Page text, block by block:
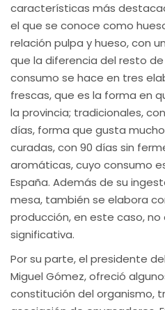
características más
el que se conoce como
relación pulpa y hueso, con
que la diferencia del resto de
consumo se hace en tres
frescas, que es la forma en
la provincia; tradicionales,
días, forma que gusta
curadas, con 90 días sin
aromáticas, cuyo consumo
España. Además de su
mesa, también se elabora
producción, en este caso,
significativa.
Por su parte, el presidente
Miguel Gómez, ofreció
constitución del organismo,